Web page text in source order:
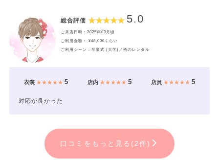
総合評価 5.0
ご来店日時：2025年03月頃
ご利用金額： ¥48,000くらい
ご利用シーン：卒業式 (大学)／袴のレンタル
衣装★★★★★ 5 店内★★★★★ 5 店員 ★★★★★5
対応が良かった
口コミをもっと見る(2件)